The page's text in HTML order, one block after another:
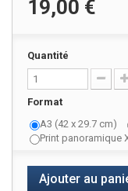
19,00 €
Quantité
Format
A3 (42 x 29.7 cm)
Print panoramique
Ajouter au